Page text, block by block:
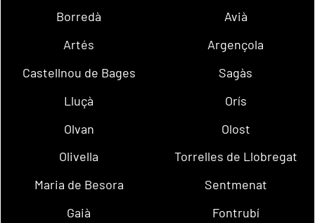
Borredà
Avià
Artés
Argençola
Castellnou de Bages
Sagàs
Lluçà
Orís
Olvan
Olost
Olivella
Torrelles de Llobregat
Maria de Besora
Sentmenat
Gaià
Fontrubí